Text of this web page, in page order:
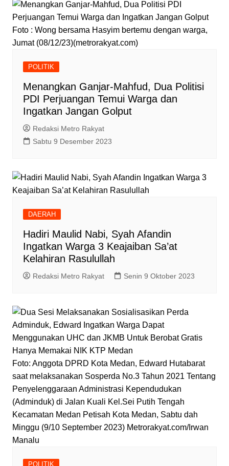
Foto : Wong bersama Hasyim bertemu dengan warga,
Jumat (08/12/23)(metrorakyat.com)
POLITIK
Menangkan Ganjar-Mahfud, Dua Politisi
PDI Perjuangan Temui Warga dan
Ingatkan Jangan Golput
Redaksi Metro Rakyat
Sabtu 9 Desember 2023
DAERAH
Hadiri Maulid Nabi, Syah Afandin
Ingatkan Warga 3 Keajaiban Sa’at
Kelahiran Rasulullah
Redaksi Metro Rakyat Senin 9 Oktober 2023
Foto: Anggota DPRD Kota Medan, Edward Hutabarat
saat melaksanakan Sosperda No.3 Tahun 2021 Tentang
Penyelenggaraan Administrasi Kependudukan
(Adminduk) di Jalan Kuali Kel.Sei Putih Tengah
Kecamatan Medan Petisah Kota Medan, Sabtu dah
Minggu (9/10 September 2023) Metrorakyat.com/Irwan
Manalu
POLITIK